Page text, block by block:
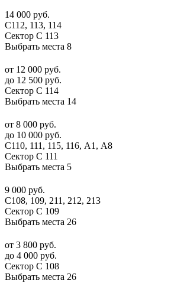
14 000 руб.
С112, 113, 114
Сектор C 113
Выбрать места 8
от 12 000 руб.
до 12 500 руб.
Сектор C 114
Выбрать места 14
от 8 000 руб.
до 10 000 руб.
C110, 111, 115, 116, А1, A8
Сектор C 111
Выбрать места 5
9 000 руб.
С108, 109, 211, 212, 213
Сектор C 109
Выбрать места 26
от 3 800 руб.
до 4 000 руб.
Сектор C 108
Выбрать места 26